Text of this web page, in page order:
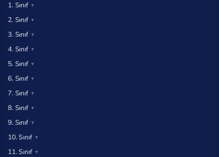
1. Sınıf
2. Sınıf
3. Sınıf
4. Sınıf
5. Sınıf
6. Sınıf
7. Sınıf
8. Sınıf
9. Sınıf
10. Sınıf
11. Sınıf